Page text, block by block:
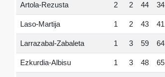
Artola-Rezusta 2 2 44 34
Laso-Martija 1 2 43 41
Larrazabal-Zabaleta 1 3 59 64
Ezkurdia-Albisu 1 3 48 65